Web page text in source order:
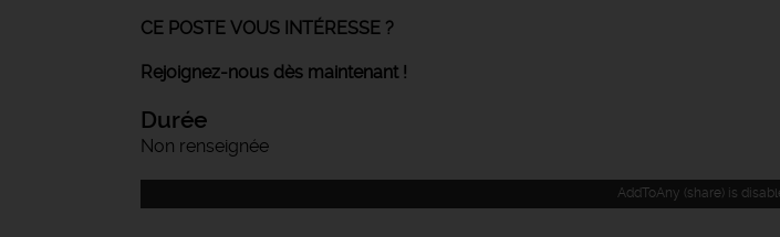
CE POSTE VOUS INTÉRESSE ?
Rejoignez-nous dès maintenant !
Durée
Non renseignée
AddToAny (share) is